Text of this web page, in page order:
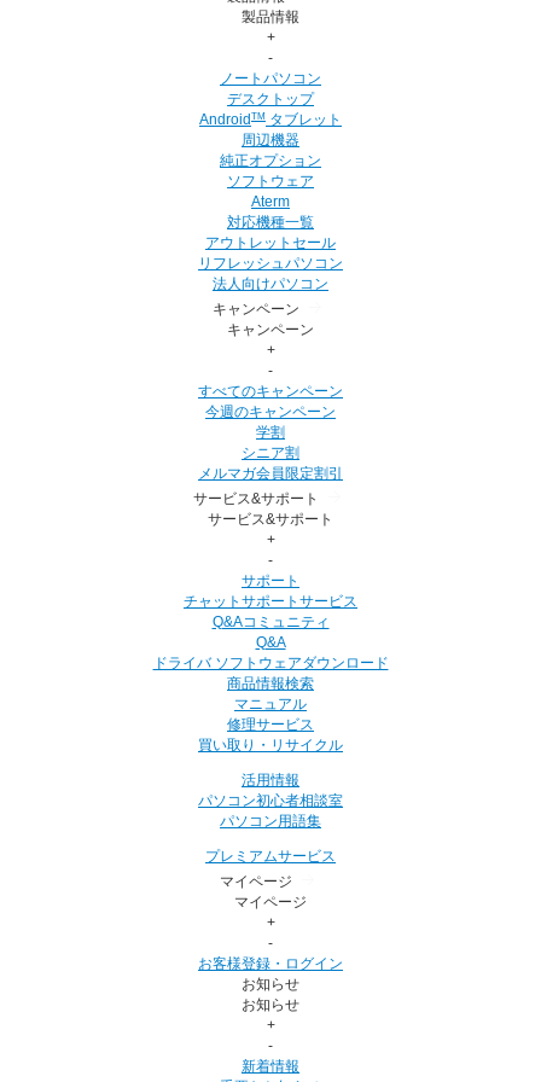
製品情報
+
-
ノートパソコン
デスクトップ
AndroidTM タブレット
周辺機器
純正オプション
ソフトウェア
Aterm
対応機種一覧
アウトレットセール
リフレッシュパソコン
法人向けパソコン
キャンペーン
キャンペーン
+
-
すべてのキャンペーン
今週のキャンペーン
学割
シニア割
メルマガ会員限定割引
サービス&サポート
サービス&サポート
+
-
サポート
チャットサポートサービス
Q&Aコミュニティ
Q&A
ドライバ ソフトウェアダウンロード
商品情報検索
マニュアル
修理サービス
買い取り・リサイクル
活用情報
パソコン初心者相談室
パソコン用語集
プレミアムサービス
マイページ
マイページ
+
-
お客様登録・ログイン
お知らせ
お知らせ
+
-
新着情報